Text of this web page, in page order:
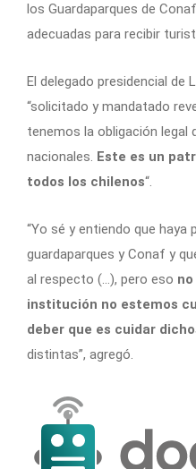
los Guardaparques de
adecuadas para recibir
El delegado presidencial de
“solicitado y mandatado
tenemos la obligación legal
nacionales. Este es un
todos los chilenos“.
“Yo sé y entiendo que haya
guardaparques y Conaf y
al respecto (…), pero eso
institución no estemos
deber que es cuidar
distintas”, agregó.